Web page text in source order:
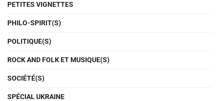
PETITES VIGNETTES
PHILO-SPIRIT(S)
POLITIQUE(S)
ROCK AND FOLK ET MUSIQUE(S)
SOCIÉTÉ(S)
SPÉCIAL UKRAINE